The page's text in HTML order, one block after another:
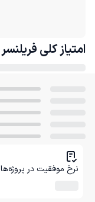
امتیاز کلی فریلنسر
نرخ موفقیت در پروژه‌ها